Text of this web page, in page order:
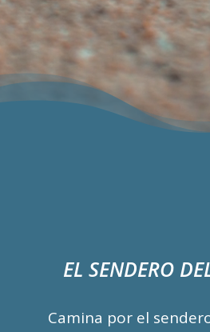
EL SENDERO
Camina por el